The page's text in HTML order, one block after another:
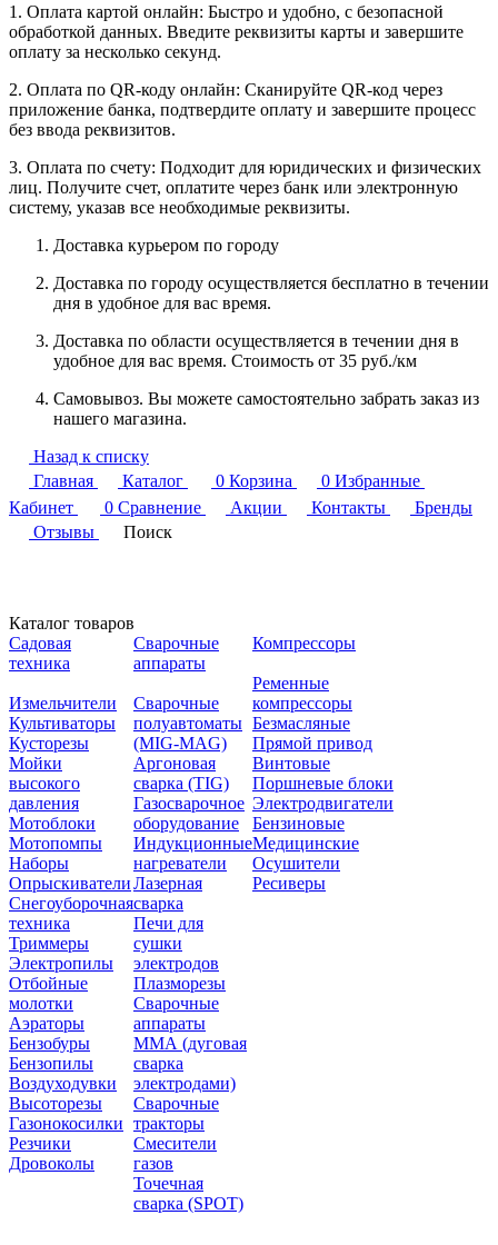
1. Оплата картой онлайн: Быстро и удобно, с безопасной
обработкой данных. Введите реквизиты карты и завершите
оплату за несколько секунд.
2. Оплата по QR-коду онлайн: Сканируйте QR-код через
приложение банка, подтвердите оплату и завершите процесс
без ввода реквизитов.
3. Оплата по счету: Подходит для юридических и физических
лиц. Получите счет, оплатите через банк или электронную
систему, указав все необходимые реквизиты.
Доставка курьером по городу
Доставка по городу осуществляется бесплатно в течении
дня в удобное для вас время.
Доставка по области осуществляется в течении дня в
удобное для вас время. Стоимость от 35 руб./км
Самовывоз. Вы можете самостоятельно забрать заказ из
нашего магазина.
Назад к списку
Главная
Каталог 0 Корзина 0 Избранные
Кабинет
0 Сравнение Акции Контакты
Бренды
Отзывы
Поиск
Каталог товаров
Садовая
техника
Измельчители
Культиваторы
Кусторезы
Мойки
высокого
давления
Мотоблоки
Мотопомпы
Наборы
Опрыскиватели
Снегоуборочная
техника
Триммеры
Электропилы
Отбойные
молотки
Аэраторы
Бензобуры
Бензопилы
Воздуходувки
Высоторезы
Газонокосилки
Резчики
Дровоколы
Сварочные
аппараты
Сварочные
полуавтоматы
(MIG-MAG)
Аргоновая
сварка (TIG)
Газосварочное
оборудование
Индукционные
нагреватели
Лазерная
сварка
Печи для
сушки
электродов
Плазморезы
Сварочные
аппараты
ММА (дуговая
сварка
электродами)
Сварочные
тракторы
Смесители
газов
Точечная
сварка (SPOT)
Компрессоры
Ременные
компрессоры
Безмасляные
Прямой привод
Винтовые
Поршневые блоки
Электродвигатели
Бензиновые
Медицинские
Осушители
Ресиверы